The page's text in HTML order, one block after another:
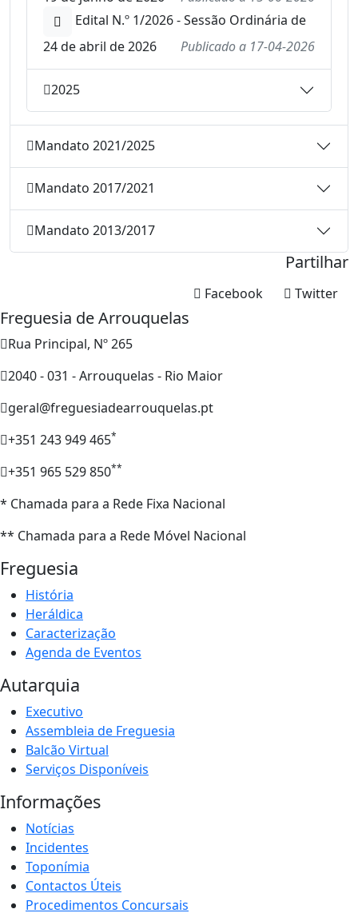
Edital N.º 1/2026 - Sessão Ordinária de
24 de abril de 2026
Publicado a 17-04-2026
2025
Mandato 2021/2025
Mandato 2017/2021
Mandato 2013/2017
Partilhar
Twitter
Facebook
Freguesia de Arrouquelas
Rua Principal, Nº 265
2040 - 031 - Arrouquelas - Rio Maior
geral@freguesiadearrouquelas.pt
+351 243 949 465*
+351 965 529 850**
* Chamada para a Rede Fixa Nacional
** Chamada para a Rede Móvel Nacional
Freguesia
História
Heráldica
Caracterização
Agenda de Eventos
Autarquia
Executivo
Assembleia de Freguesia
Balcão Virtual
Serviços Disponíveis
Informações
Notícias
Incidentes
Toponímia
Contactos Úteis
Procedimentos Concursais